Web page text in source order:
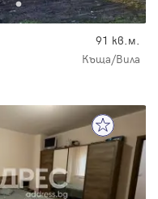
91 кв.м.
Къща/Вила